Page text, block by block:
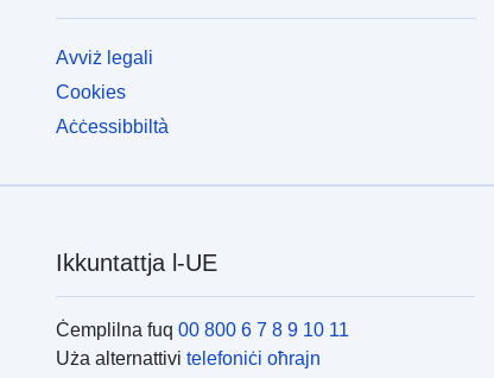
Avviż legali
Cookies
Aċċessibbiltà
Ikkuntattja l-UE
Ċemplilna fuq 00 800 6 7 8 9 10 11
Uża alternattivi telefoniċi oħrajn